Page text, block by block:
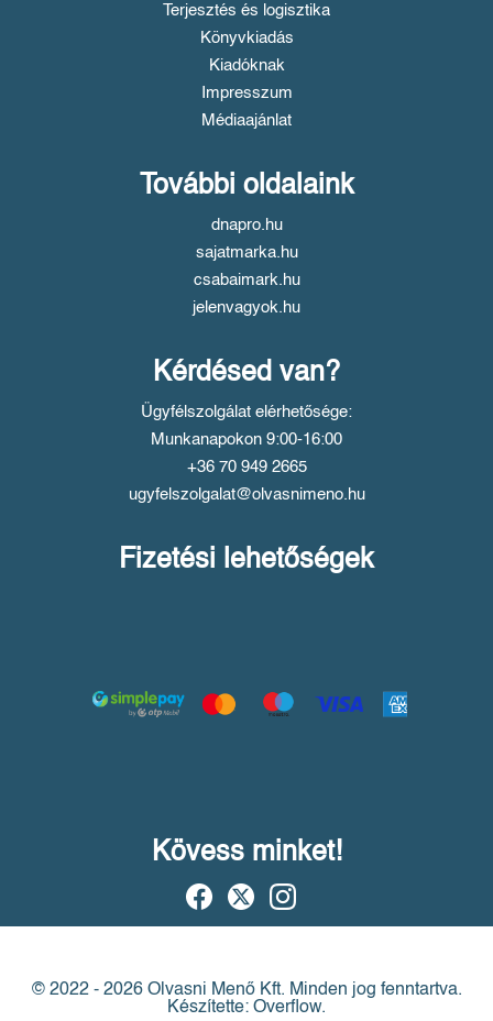
Terjesztés és logisztika
Könyvkiadás
Kiadóknak
Impresszum
Médiaajánlat
További oldalaink
dnapro.hu
sajatmarka.hu
csabaimark.hu
jelenvagyok.hu
Kérdésed van?
Ügyfélszolgálat elérhetősége:
Munkanapokon 9:00-16:00
+36 70 949 2665
ugyfelszolgalat@olvasnimeno.hu
Fizetési lehetőségek
Kövess minket!
© 2022 - 2026 Olvasni Menő Kft. Minden jog fenntartva.
Készítette: Overflow.